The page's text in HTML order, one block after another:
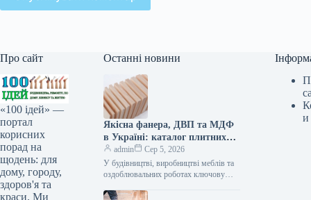
Про сайт
«100 ідей» —
портал
корисних
порад на
щодень: для
дому, городу,
здоров'я та
краси. Ми
Останні новини
Якісна фанера, ДВП та МДФ
в Україні: каталог плитних
матеріалів від «ВІН-ВУД»
admin
Сер 5, 2026
У будівництві, виробництві меблів та
оздоблювальних роботах ключову
сировини. Компанія «ВІН-ВУД» уже
и